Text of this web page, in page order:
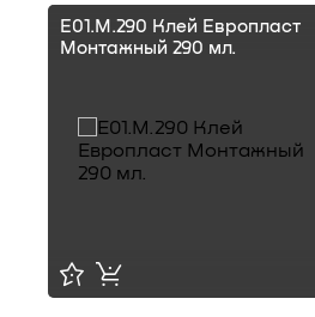
E01.M.290 Клей Европласт
Монтажный 290 мл.